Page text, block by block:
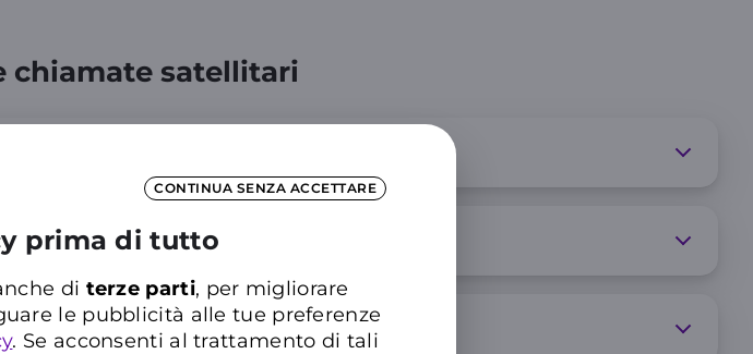
CONTINUA SENZA ACCETTARE
prima di tutto
di terze parti, per migliorare
le pubblicità alle tue preferenze
. Se acconsenti al trattamento di tali
chiamate satellitari